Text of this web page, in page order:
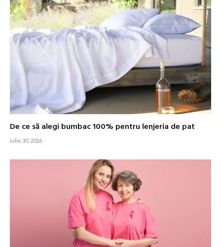
De ce să alegi bumbac 100% pentru lenjeria de pat
iulie 30, 2026